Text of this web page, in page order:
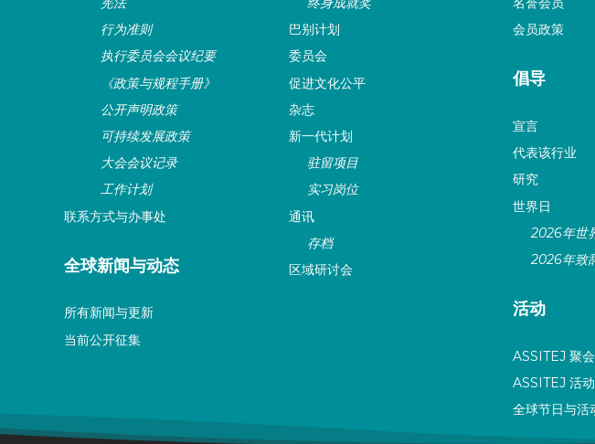
行为准则
执行委员会会议纪要
《政策与规程手册》
公开声明政策
可持续发展政策
大会会议记录
工作计划
联系方式与办事处
全球新闻与动态
所有新闻与更新
当前公开征集
巴别计划
委员会
促进文化公平
杂志
新一代计划
驻留项目
实习岗位
通讯
存档
区域研讨会
会员政策
倡导
宣言
代表该行业
研究
世界日
2026年世
2026年致
活动
ASSITEJ 聚
ASSITEJ 活动
全球节日与活